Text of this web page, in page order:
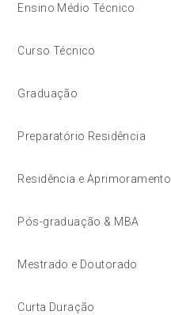
Ensino Médio Técnico
Curso Técnico
Graduação
Preparatório Residência
Residência e Aprimoramento
Pós-graduação & MBA
Mestrado e Doutorado
Curta Duração